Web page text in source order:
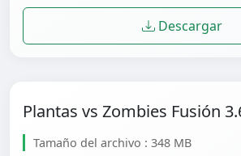
Descargar
Plantas vs Zombies Fusión
Tamaño del archivo : 348 MB